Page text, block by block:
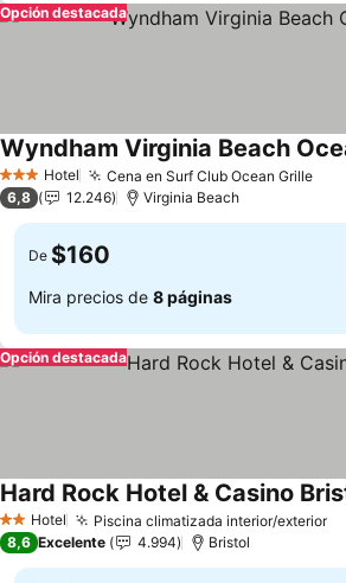
Opción destacada
3 Estrellas
Hotel Cena en Surf Club Ocean Grille
Wyndham Virginia Beach
6,8 12.246 Virginia Beach
De $160
Mira precios de 8 páginas
Opción destacada
2 Estrellas
Hotel Piscina climatizada interior/exterior
Hard Rock Hotel & Casino
8,6 Excelente 4.994 Bristol